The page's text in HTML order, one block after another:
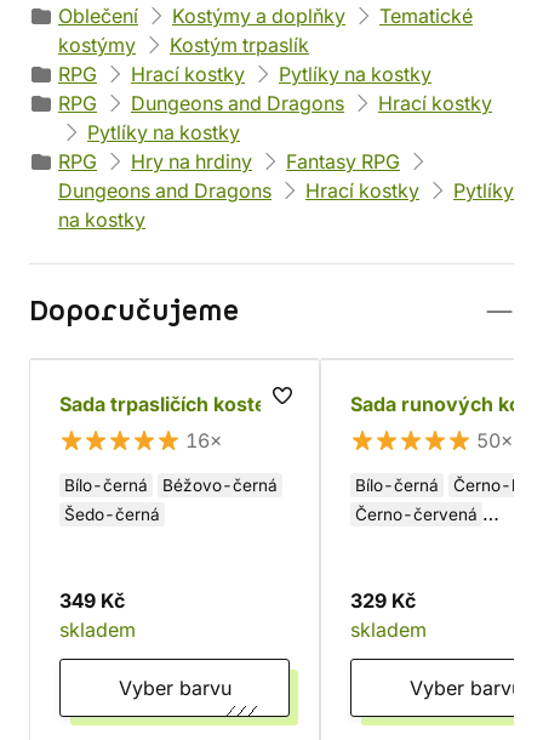
Oblečení
Kostýmy a doplňky
Tematické
kostýmy
Kostým trpaslík
RPG
Hrací kostky
Pytlíky na kostky
RPG
Dungeons and Dragons
Hrací kostky
Pytlíky na kostky
RPG
Hry na hrdiny
Fantasy RPG
Dungeons and Dragons
Hrací kostky
Pytlíky
na kostky
Doporučujeme
Sada trpasličích kostek
16×
Bílo-černá
Béžovo-černá
Šedo-černá
349 Kč
skladem
Vyber barvu
Sada runových
50×
Bílo-černá
Černo-bílá
Černo-červená
329 Kč
skladem
Vyber barvu